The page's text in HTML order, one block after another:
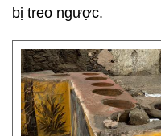
bị treo ngược.